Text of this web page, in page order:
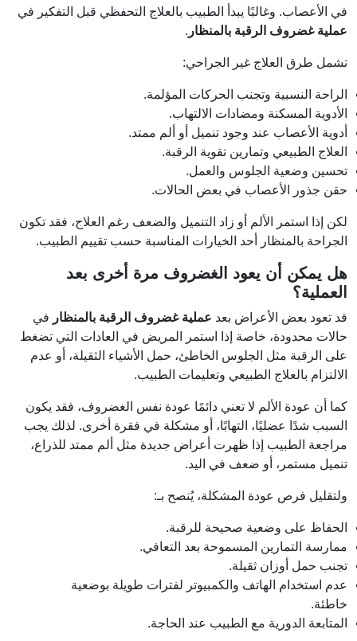
في الأعصاب. وغالبًا يبدأ الطبيب بالعلاج التحفظي قبل التفكير في
عملية غضروف الرقبة بالمنظار .
تشمل طرق العلاج غير الجراحي:
الراحة النسبية وتجنب الحركات المؤلمة.
الأدوية المسكنة ومضادات الالتهاب.
أدوية الأعصاب عند وجود تنميل أو ألم ممتد.
العلاج الطبيعي وتمارين تقوية الرقبة.
تحسين وضعية الجلوس والعمل.
حقن جذور الأعصاب في بعض الحالات.
لكن إذا استمر الألم أو زاد التنميل والضعف رغم العلاج، فقد تكون
الجراحة بالمنظار أحد الخيارات المناسبة حسب تقييم الطبيب.
هل يمكن أن يعود الغضروف مرة أخرى بعد
العملية؟
قد تعود بعض الأعراض بعد عملية غضروف الرقبة بالمنظار في
حالات محدودة، خاصة إذا استمر المريض في العادات التي تضغط
على الرقبة مثل الجلوس الخاطئ، حمل الأشياء الثقيلة، أو عدم
الالتزام بالعلاج الطبيعي وتعليمات الطبيب.
كما أن عودة الألم لا تعني دائمًا عودة نفس الغضروف، فقد يكون
السبب شدًا عضليًا، التهابًا، أو مشكلة في فقرة أخرى. لذلك يجب
مراجعة الطبيب إذا ظهرت أعراض جديدة مثل ألم ممتد للذراع،
تنميل مستمر، أو ضعف في اليد.
ولتقليل فرص عودة المشكلة، يُنصح بـ:
الحفاظ على وضعية صحيحة للرقبة.
ممارسة التمارين المسموحة بعد التعافي.
تجنب حمل أوزان ثقيلة.
عدم استخدام الهاتف والكمبيوتر لفترات طويلة بوضعية
خاطئة.
المتابعة الدورية مع الطبيب عند الحاجة.